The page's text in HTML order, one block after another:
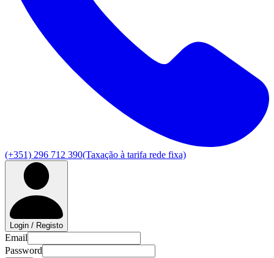
(+351) 296 712 390(Taxação à tarifa rede fixa)
Login / Registo
Email
Password